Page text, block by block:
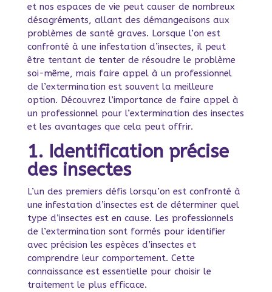
et nos espaces de vie peut causer de nombreux
désagréments, allant des démangeaisons aux
problèmes de santé graves. Lorsque l’on est
confronté à une infestation d’insectes, il peut
être tentant de tenter de résoudre le problème
soi-même, mais faire appel à un professionnel
de l’extermination est souvent la meilleure
option. Découvrez l’importance de faire appel à
un professionnel pour l’extermination des insectes
et les avantages que cela peut offrir.
1. Identification précise
des insectes
L’un des premiers défis lorsqu’on est confronté à
une infestation d’insectes est de déterminer quel
type d’insectes est en cause. Les professionnels
de l’extermination sont formés pour identifier
avec précision les espèces d’insectes et
comprendre leur comportement. Cette
connaissance est essentielle pour choisir le
traitement le plus efficace.